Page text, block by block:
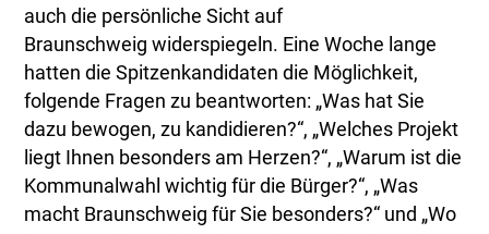
auch die persönliche Sicht auf
Braunschweig widerspiegeln. Eine Woche lange
hatten die Spitzenkandidaten die Möglichkeit,
folgende Fragen zu beantworten: „Was hat Sie
dazu bewogen, zu kandidieren?“, „Welches Projekt
liegt Ihnen besonders am Herzen?“, „Warum ist die
Kommunalwahl wichtig für die Bürger?“, „Was
macht Braunschweig für Sie besonders?“ und „Wo